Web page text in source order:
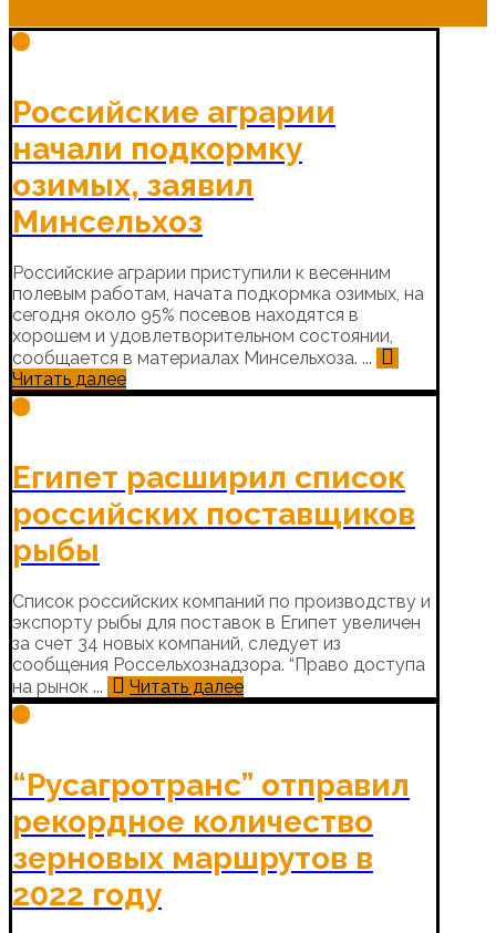
Российские аграрии
начали подкормку
озимых, заявил
Минсельхоз
Российские аграрии приступили к весенним
полевым работам, начата подкормка озимых, на
сегодня около 95% посевов находятся в
хорошем и удовлетворительном состоянии,
сообщается в материалах Минсельхоза. ...
Читать далее
Египет расширил список
российских поставщиков
рыбы
Список российских компаний по производству и
экспорту рыбы для поставок в Египет увеличен
за счет 34 новых компаний, следует из
сообщения Россельхознадзора. “Право доступа
на рынок ...
Читать далее
“Русагротранс” отправил
рекордное количество
зерновых маршрутов в
2022 году